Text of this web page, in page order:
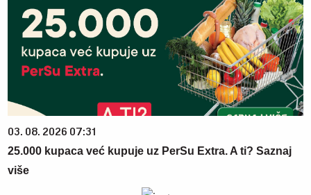
03. 08. 2026 07:31
25.000 kupaca već kupuje uz PerSu Extra. A ti? Saznaj
više